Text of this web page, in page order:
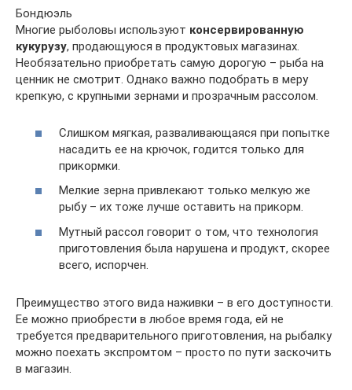
Бондюэль
Многие рыболовы используют консервированную
кукурузу, продающуюся в продуктовых магазинах.
Необязательно приобретать самую дорогую – рыба на
ценник не смотрит. Однако важно подобрать в меру
крепкую, с крупными зернами и прозрачным рассолом.
Слишком мягкая, разваливающаяся при попытке
насадить ее на крючок, годится только для
прикормки.
Мелкие зерна привлекают только мелкую же
рыбу – их тоже лучше оставить на прикорм.
Мутный рассол говорит о том, что технология
приготовления была нарушена и продукт, скорее
всего, испорчен.
Преимущество этого вида наживки – в его доступности.
Ее можно приобрести в любое время года, ей не
требуется предварительного приготовления, на рыбалку
можно поехать экспромтом – просто по пути заскочить
в магазин.